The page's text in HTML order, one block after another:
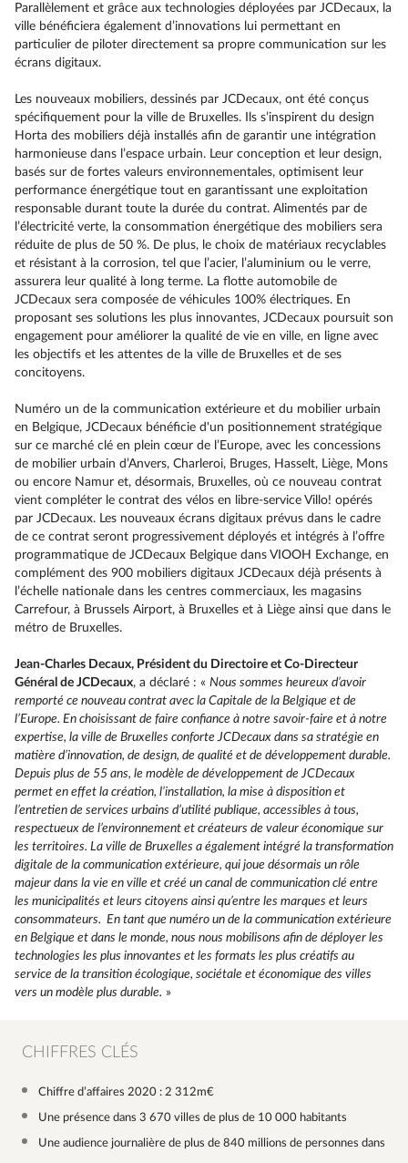
Parallèlement et grâce aux technologies déployées par JCDecaux, la
ville bénéficiera également d’innovations lui permettant en
particulier de piloter directement sa propre communication sur les
écrans digitaux.
Les nouveaux mobiliers, dessinés par JCDecaux, ont été conçus
spécifiquement pour la ville de Bruxelles. Ils s’inspirent du design
Horta des mobiliers déjà installés afin de garantir une intégration
harmonieuse dans l’espace urbain. Leur conception et leur design,
basés sur de fortes valeurs environnementales, optimisent leur
performance énergétique tout en garantissant une exploitation
responsable durant toute la durée du contrat. Alimentés par de
l’électricité verte, la consommation énergétique des mobiliers sera
réduite de plus de 50 %. De plus, le choix de matériaux recyclables
et résistant à la corrosion, tel que l’acier, l’aluminium ou le verre,
assurera leur qualité à long terme. La flotte automobile de
JCDecaux sera composée de véhicules 100% électriques. En
proposant ses solutions les plus innovantes, JCDecaux poursuit son
engagement pour améliorer la qualité de vie en ville, en ligne avec
les objectifs et les attentes de la ville de Bruxelles et de ses
concitoyens.
Numéro un de la communication extérieure et du mobilier urbain
en Belgique, JCDecaux bénéficie d'un positionnement stratégique
sur ce marché clé en plein cœur de l’Europe, avec les concessions
de mobilier urbain d’Anvers, Charleroi, Bruges, Hasselt, Liège, Mons
ou encore Namur et, désormais, Bruxelles, où ce nouveau contrat
vient compléter le contrat des vélos en libre-service Villo! opérés
par JCDecaux. Les nouveaux écrans digitaux prévus dans le cadre
de ce contrat seront progressivement déployés et intégrés à l’offre
programmatique de JCDecaux Belgique dans VIOOH Exchange, en
complément des 900 mobiliers digitaux JCDecaux déjà présents à
l’échelle nationale dans les centres commerciaux, les magasins
Carrefour, à Brussels Airport, à Bruxelles et à Liège ainsi que dans le
métro de Bruxelles.
Jean-Charles Decaux, Président du Directoire et Co-Directeur
Général de JCDecaux, a déclaré : « Nous sommes heureux d’avoir
remporté ce nouveau contrat avec la Capitale de la Belgique et de
l’Europe. En choisissant de faire confiance à notre savoir-faire et à notre
expertise, la ville de Bruxelles conforte JCDecaux dans sa stratégie en
matière d’innovation, de design, de qualité et de développement durable.
Depuis plus de 55 ans, le modèle de développement de JCDecaux
permet en effet la création, l’installation, la mise à disposition et
l’entretien de services urbains d’utilité publique, accessibles à tous,
respectueux de l’environnement et créateurs de valeur économique sur
les territoires. La ville de Bruxelles a également intégré la transformation
digitale de la communication extérieure, qui joue désormais un rôle
majeur dans la vie en ville et créé un canal de communication clé entre
les municipalités et leurs citoyens ainsi qu’entre les marques et leurs
consommateurs. En tant que numéro un de la communication extérieure
en Belgique et dans le monde, nous nous mobilisons afin de déployer les
technologies les plus innovantes et les formats les plus créatifs au
service de la transition écologique, sociétale et économique des villes
vers un modèle plus durable. »
CHIFFRES CLÉS
Chiffre d’affaires 2020 : 2 312m€
Une présence dans 3 670 villes de plus de 10 000 habitants
Une audience journalière de plus de 840 millions de personnes dans